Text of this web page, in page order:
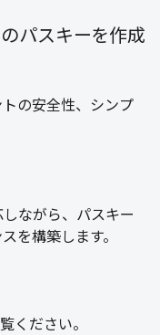
パスキーを作成
の安全性、シンプ
ながら、パスキー
を構築します。
ください。